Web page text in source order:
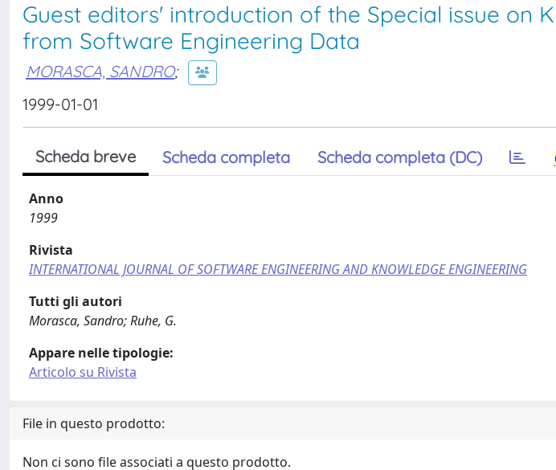
Guest editors' introduction of the Special issue on
from Software Engineering Data
MORASCA, SANDRO;
1999-01-01
Scheda breve Scheda completa Scheda completa (DC)
Anno
1999
Rivista
INTERNATIONAL JOURNAL OF SOFTWARE ENGINEERING AND KNOWLEDGE ENGINEERING
Tutti gli autori
Morasca, Sandro; Ruhe, G.
Appare nelle tipologie:
Articolo su Rivista
File in questo prodotto:
Non ci sono file associati a questo prodotto.